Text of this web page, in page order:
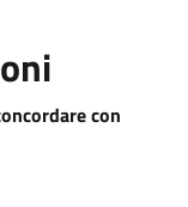
con